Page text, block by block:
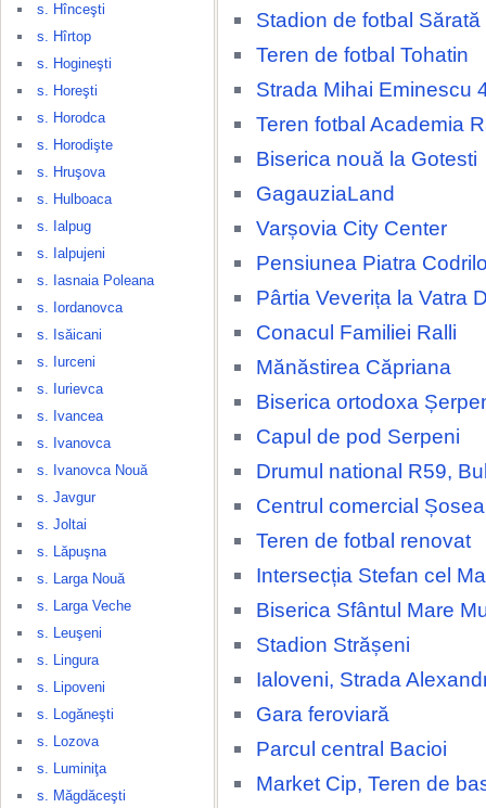
s. Hînceşti
s. Hîrtop
s. Hogineşti
s. Horeşti
s. Horodca
s. Horodişte
s. Hruşova
s. Hulboaca
s. Ialpug
s. Ialpujeni
s. Iasnaia Poleana
s. Iordanovca
s. Isăicani
s. Iurceni
s. Iurievca
s. Ivancea
s. Ivanovca
s. Ivanovca Nouă
s. Javgur
s. Joltai
s. Lăpuşna
s. Larga Nouă
s. Larga Veche
s. Leuşeni
s. Lingura
s. Lipoveni
s. Logăneşti
s. Lozova
s. Luminiţa
s. Măgdăceşti
Stadion de fotbal
Teren de fotbal Tohatin
Strada Mihai Eminescu
Teren fotbal Academia
Biserica nouă la Gotesti
GagauziaLand
Varșovia City Center
Pensiunea Piatra
Pârtia Veverița la Vatra
Conacul Familiei Ralli
Mănăstirea Căpriana
Biserica ortodoxa
Capul de pod Serpeni
Drumul national R59,
Centrul comercial
Teren de fotbal renovat
Intersecția Stefan cel
Biserica Sfântul Mare
Stadion Strășeni
Ialoveni, Strada
Gara feroviară
Parcul central Bacioi
Market Cip, Teren de